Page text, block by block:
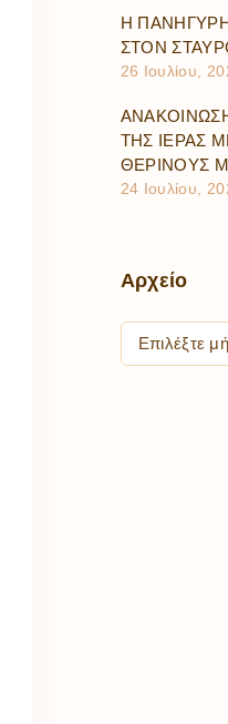
Η
ΣΤΟΝ
26 Ιουλίου,
ΤΗΣ ΙΕΡΑΣ
ΘΕΡΙΝΟΥΣ
24 Ιουλίου,
Αρχείο